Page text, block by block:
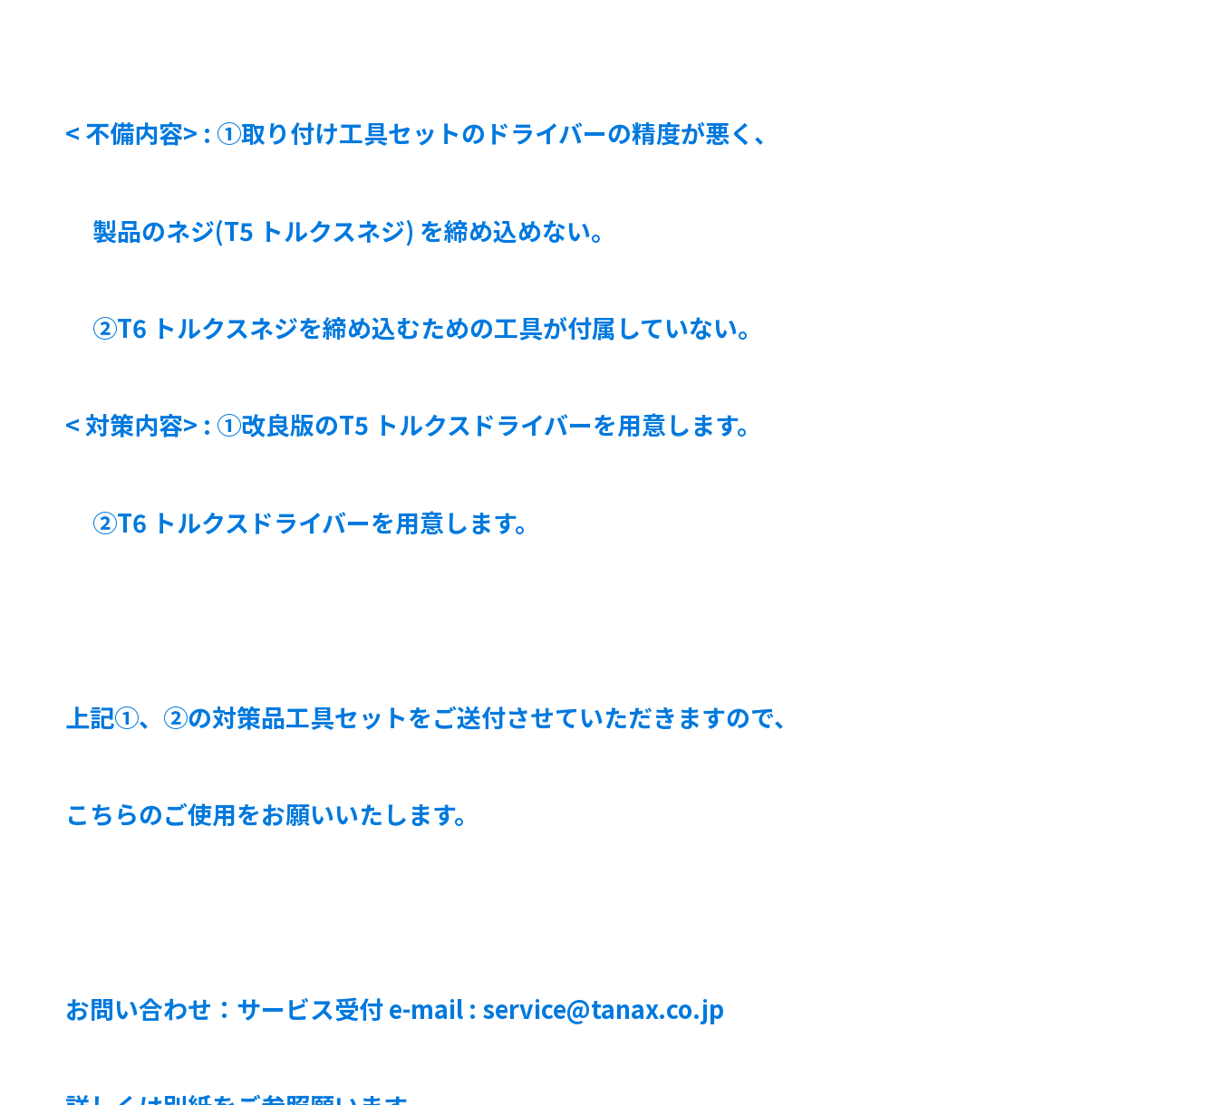
< 不備内容> : ①取り付け工具セットのドライバーの精度が悪く、
製品のネジ(T5 トルクスネジ) を締め込めない。
②T6 トルクスネジを締め込むための工具が付属していない。
< 対策内容> : ①改良版のT5 トルクスドライバーを用意します。
②T6 トルクスドライバーを用意します。
上記①、②の対策品工具セットをご送付させていただきますので、
こちらのご使用をお願いいたします。
お問い合わせ：サービス受付 e-mail : service@tanax.co.jp